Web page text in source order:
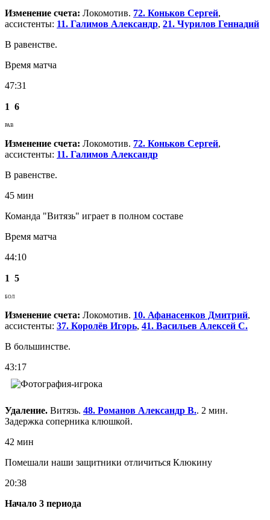
Изменение счета: Локомотив. 72. Коньков Сергей,
ассистенты: 11. Галимов Александр, 21. Чурилов Геннадий
В равенстве.
Время матча
47:31
1 6
РАВ
Изменение счета: Локомотив. 72. Коньков Сергей,
ассистенты: 11. Галимов Александр
В равенстве.
45 мин
Команда "Витязь" играет в полном составе
Время матча
44:10
1 5
БОЛ
Изменение счета: Локомотив. 10. Афанасенков Дмитрий,
ассистенты: 37. Королёв Игорь, 41. Васильев Алексей С.
В большинстве.
43:17
Удаление. Витязь. 48. Романов Александр В.. 2 мин.
Задержка соперника клюшкой.
42 мин
Помешали наши защитники отличиться Клюкину
20:38
Начало 3 периода